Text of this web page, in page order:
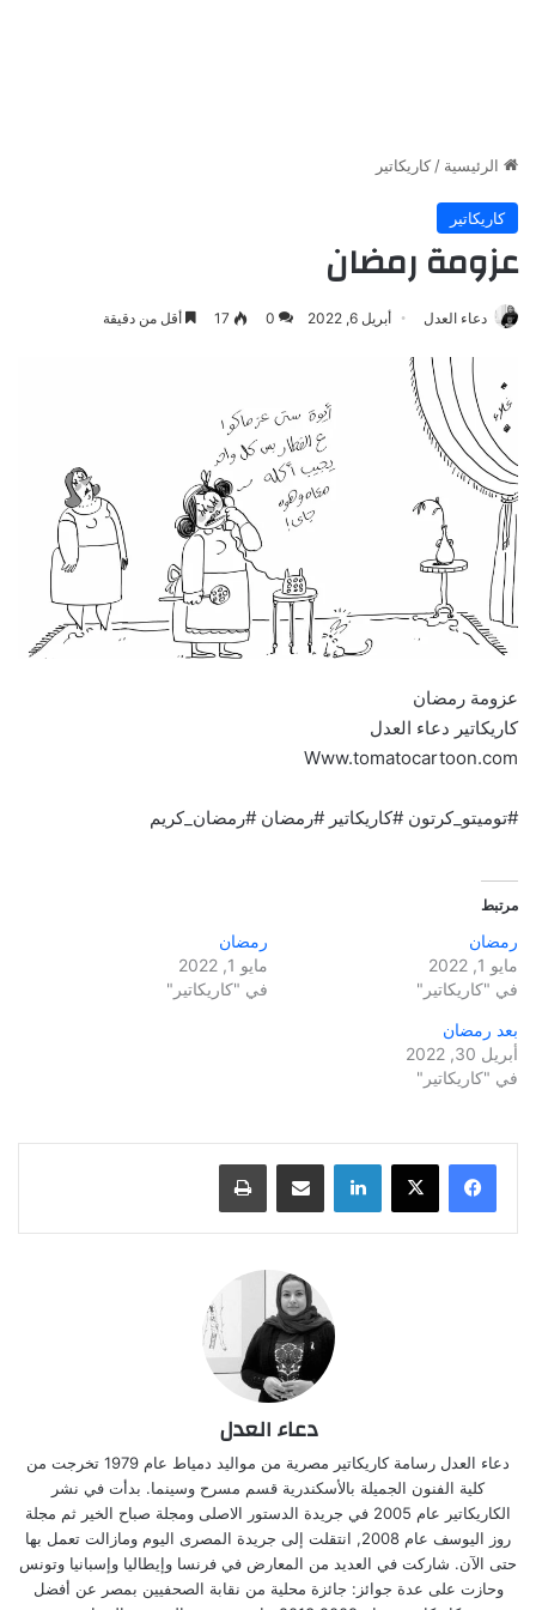
الرئيسية / كاريكاتير
كاريكاتير
عزومة رمضان
دعاء العدل أبريل 6, 2022 0
17 أقل من دقيقة
عزومة رمضان
كاريكاتير دعاء العدل
Www.tomatocartoon.com
#توميتو_كرتون #كاريكاتير #رمضان #رمضان_كريم
مرتبط
رمضان
مايو 1, 2022
في "كاريكاتير"
رمضان
مايو 1, 2022
في "كاريكاتير"
بعد رمضان
أبريل 30, 2022
في "كاريكاتير"
لينكدإن مشاركة عبر البريد طباعة
دعاء العدل
دعاء العدل رسامة كاريكاتير مصرية من مواليد دمياط عام 1979 تخرجت من
كلية الفنون الجميلة بالأسكندرية قسم مسرح وسينما. بدأت في نشر
الكاريكاتير عام 2005 في جريدة الدستور الاصلى ومجلة صباح الخير ثم مجلة
روز اليوسف عام 2008, انتقلت إلى جريدة المصرى اليوم ومازالت تعمل بها
حتى الآن. شاركت في العديد من المعارض في فرنسا وإيطاليا وإسبانيا وتونس
وحازت على عدة جوائز: جائزة محلية من نقابة الصحفيين بمصر عن أفضل